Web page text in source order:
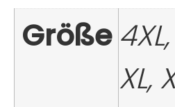
Größe
XL,